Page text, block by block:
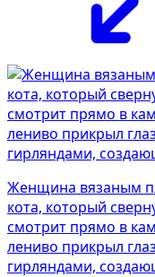
Женщина вязаным
кота, который
смотрит прямо в
лениво прикрыл
гирляндами,